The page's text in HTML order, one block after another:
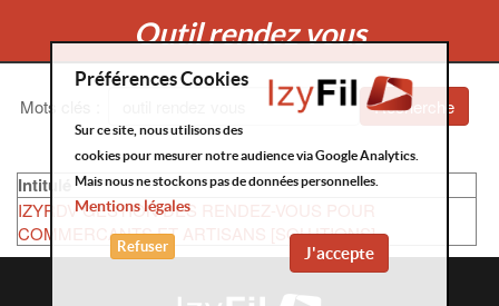
Outil rendez vous
Mots clés Recherche
Intitulé
IZYRDV GESTION DES RENDEZ-VOUS POUR
COMMERCANTS ET ARTISANS [SOLUTIONS]
Préférences Cookies
Sur ce site, nous utilisons des
cookies pour mesurer notre audience via Google Analytics.
Mais nous ne stockons pas de données personnelles.
Mentions légales
J'accepte
Refuser